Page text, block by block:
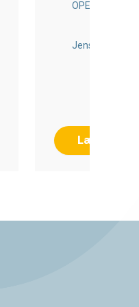
OPEN ACCESS
Jens F. Jensen
Læs mere